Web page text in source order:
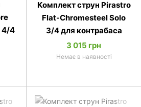
4/4
Комплект струн Pirastro
Flat-Chromesteel Solo
3/4 для контрабаса
3 015 грн
Немає в наявності